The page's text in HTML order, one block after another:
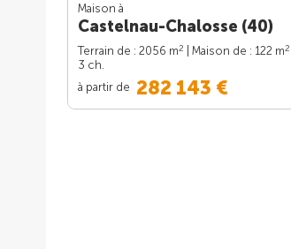
Maison à
Castelnau-Chalosse (40)
Terrain de : 2056 m2 | Maison de : 122 m2
3 ch.
à partir de 282 143 €